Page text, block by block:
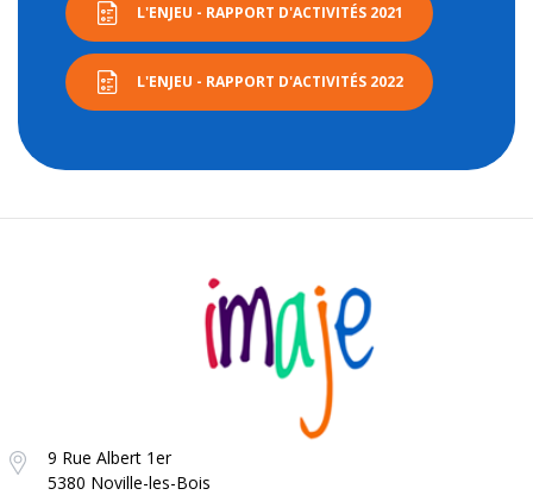
L'ENJEU - RAPPORT D'ACTIVITÉS 2021
L'ENJEU - RAPPORT D'ACTIVITÉS 2022
9 Rue Albert 1er
5380 Noville-les-Bois